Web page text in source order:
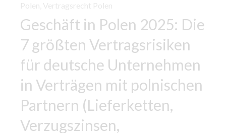
Polen Vertragsrecht Polen
Geschäft in Polen 2025: Die
7 größten Vertragsrisiken
für deutsche Unternehmen
in Verträgen mit polnischen
Partnern (Lieferketten,
Verzugszinsen,